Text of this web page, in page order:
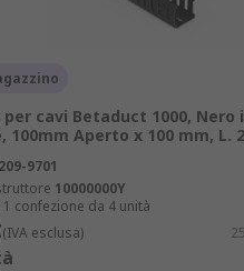
per cavi Betaduct 1000, Nero
100mm Aperto x 100 mm, L.
209-9701
10000000Y
confezione da 4 unità
(IVA esclusa)